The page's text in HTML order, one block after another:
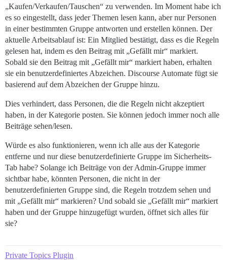
„Kaufen/Verkaufen/Tauschen“ zu verwenden. Im Moment habe ich
es so eingestellt, dass jeder Themen lesen kann, aber nur Personen
in einer bestimmten Gruppe antworten und erstellen können. Der
aktuelle Arbeitsablauf ist: Ein Mitglied bestätigt, dass es die Regeln
gelesen hat, indem es den Beitrag mit „Gefällt mir“ markiert.
Sobald sie den Beitrag mit „Gefällt mir“ markiert haben, erhalten
sie ein benutzerdefiniertes Abzeichen. Discourse Automate fügt sie
basierend auf dem Abzeichen der Gruppe hinzu.
Dies verhindert, dass Personen, die die Regeln nicht akzeptiert
haben, in der Kategorie posten. Sie können jedoch immer noch alle
Beiträge sehen/lesen.
Würde es also funktionieren, wenn ich alle aus der Kategorie
entferne und nur diese benutzerdefinierte Gruppe im Sicherheits-
Tab habe? Solange ich Beiträge von der Admin-Gruppe immer
sichtbar habe, könnten Personen, die nicht in der
benutzerdefinierten Gruppe sind, die Regeln trotzdem sehen und
mit „Gefällt mir“ markieren? Und sobald sie „Gefällt mir“ markiert
haben und der Gruppe hinzugefügt wurden, öffnet sich alles für
sie?
Private Topics Plugin